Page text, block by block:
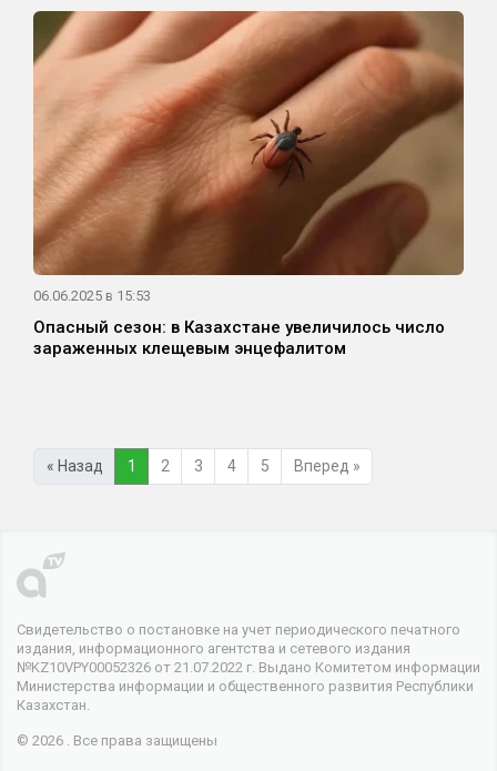
06.06.2025 в 15:53
Опасный сезон: в Казахстане увеличилось число
зараженных клещевым энцефалитом
« Назад 1 2 3 4 5 Вперед »
Свидетельство о постановке на учет периодического печатного
издания, информационного агентства и сетевого издания
№KZ10VPY00052326 от 21.07.2022 г. Выдано Комитетом информации
Министерства информации и общественного развития Республики
Казахстан.
© 2026 . Все права защищены